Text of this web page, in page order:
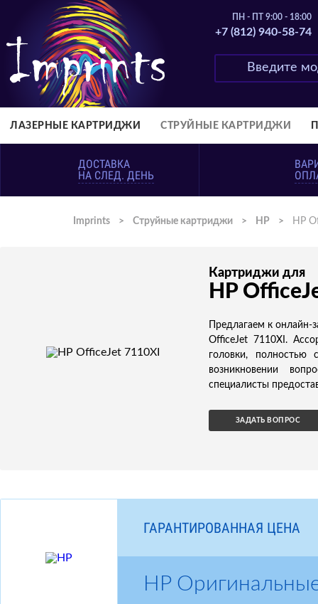
ПН - ПТ 9:00 - 18:00
+7 (812) 940-58-74
ЛАЗЕРНЫЕ КАРТРИДЖИ СТРУЙНЫЕ КАРТРИДЖИ
ДОСТАВКА
НА СЛЕД. ДЕНЬ
Imprints > Струйные картриджи > HP > HP
Картриджи для
HP
Предлагаем к онлайн-
OfficeJet 7110XI.
головки, полностью
возникновении
специалисты
ЗАДАТЬ ВОПРОС
ГАРАНТИРОВАННАЯ ЦЕНА
HP